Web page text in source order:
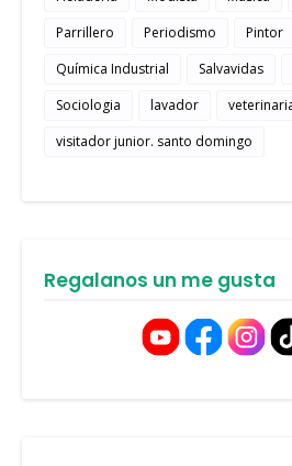
Parrillero
Periodismo Pintor
Química Industrial
Salvavidas
Sociologia
lavador
visitador junior. santo domingo
Regalanos un me gusta